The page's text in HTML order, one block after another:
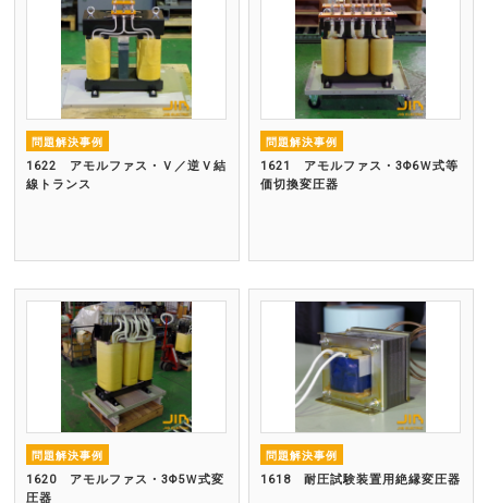
問題解決事例
1622 アモルファス・Ｖ／逆Ｖ結
線トランス
問題解決事例
1621 アモルファス・3Φ6Ｗ式等
価切換変圧器
問題解決事例
1620 アモルファス・3Φ5Ｗ式変
圧器
問題解決事例
1618 耐圧試験装置用絶縁変圧器